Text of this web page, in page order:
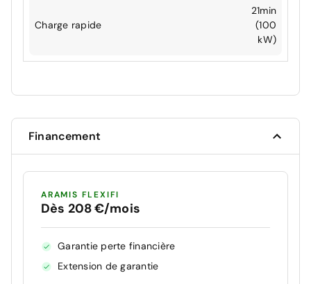
Charge rapide
21min
(100
kW)
Financement
ARAMIS FLEXIFI
Dès 208 €/mois
Garantie perte financière
Extension de garantie